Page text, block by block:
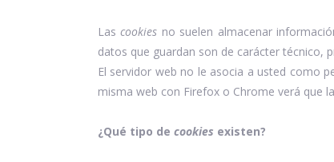
Lascookies no suelen almacenar
datos que guardan son de carácter técnico,
El servidor web no le asocia a usted como
misma web con Firefox o Chrome verá que
¿Qué tipo de cookies existen?